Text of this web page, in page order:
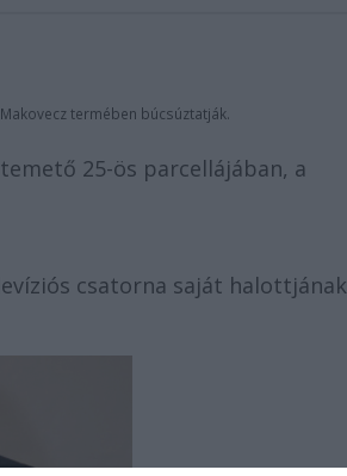
termében búcsúztatják.
25-ös parcellájában, a
csatorna saját halottjának